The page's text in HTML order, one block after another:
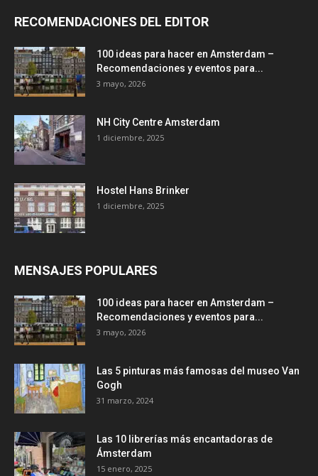
RECOMENDACIONES DEL EDITOR
100 ideas para hacer en Amsterdam –
Recomendaciones y eventos para...
3 mayo, 2026
NH City Centre Amsterdam
1 diciembre, 2025
Hostel Hans Brinker
1 diciembre, 2025
MENSAJES POPULARES
100 ideas para hacer en Amsterdam –
Recomendaciones y eventos para...
3 mayo, 2026
Las 5 pinturas más famosas del museo Van
Gogh
31 marzo, 2024
Las 10 librerías más encantadoras de
Ámsterdam
15 enero, 2025